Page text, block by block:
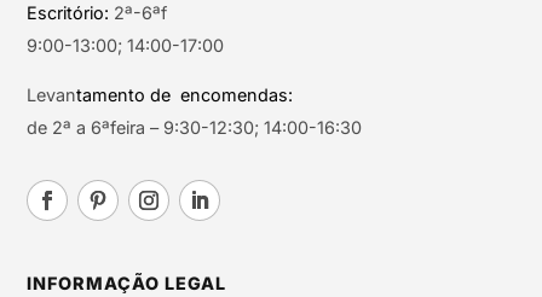
Escritório: 2ª-6ªf
9:00-13:00; 14:00-17:00
Levantamento de encomendas:
de 2ª a 6ªfeira – 9:30-12:30; 14:00-16:30
INFORMAÇÃO LEGAL